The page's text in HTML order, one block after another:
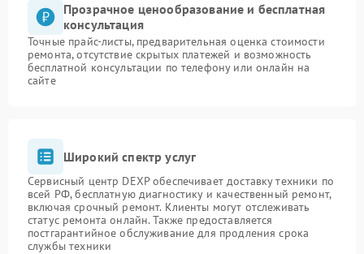
Прозрачное ценообразование и бесплатная
консультация
Точные прайс-листы, предварительная оценка стоимости
ремонта, отсутствие скрытых платежей и возможность
бесплатной консультации по телефону или онлайн на
сайте
Широкий спектр услуг
Сервисный центр DEXP обеспечивает доставку техники по
всей РФ, бесплатную диагностику и качественный ремонт,
включая срочный ремонт. Клиенты могут отслеживать
статус ремонта онлайн. Также предоставляется
постгарантийное обслуживание для продления срока
службы техники